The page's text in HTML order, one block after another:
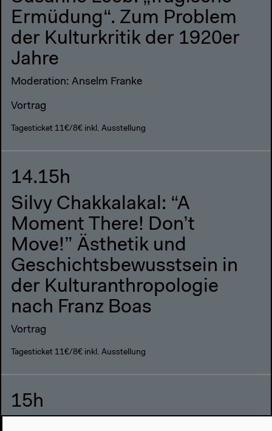
Ermüdung“. Zum Problem
der Kulturkritik der 1920er
Jahre
Moderation: Anselm Franke
Vortrag
Tagesticket 11€/8€ inkl. Ausstellung
14.15h
Silvy Chakkalakal: “A
Moment There! Don’t
Move!” Ästhetik und
Geschichtsbewusstsein in
der Kulturanthropologie
nach Franz Boas
Vortrag
Tagesticket 11€/8€ inkl. Ausstellung
15h